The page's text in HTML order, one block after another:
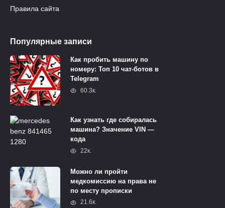
Правила сайта
Популярные записи
Как пробить машину по
номеру: Топ 10 чат-ботов в
Telegram
60.3к.
Как узнать где собиралась
машина? Значение VIN —
кода
22к.
Можно ли пройти
медкомиссию на права не
по месту прописки
21.6к.